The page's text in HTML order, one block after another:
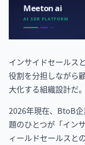
インサイドセールス
役割を分担しながら
大化する組織設計だ。
2026年現在、BtoB
題のひとつが「イン
ィールドセールスと